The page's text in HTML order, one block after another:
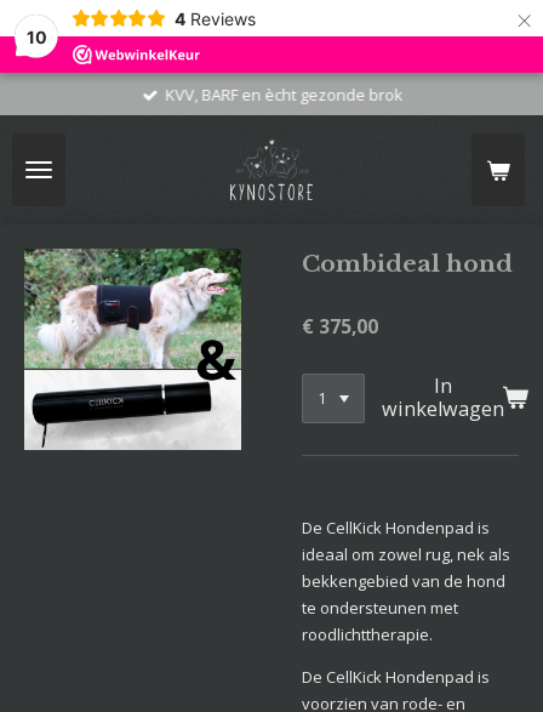
10
4 Reviews ×
KVV, BARF en ècht gezonde brok
Combideal hond
€ 375,00
In
winkelwagen
De CellKick Hondenpad is
ideaal om zowel rug, nek als
bekkengebied van de hond
te ondersteunen met
roodlichttherapie.
De CellKick Hondenpad is
voorzien van rode- en